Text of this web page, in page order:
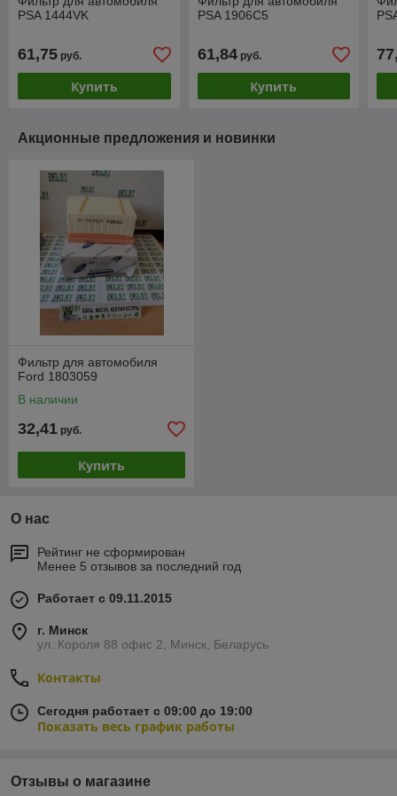
PSA 1444VK
61,75 руб.
Купить
PSA 1906C5
61,84руб.
Купить
Акционные предложения и новинки
Фильтр для автомобиля
Ford 1803059
В наличии
32,41 руб.
Купить
О нас
Рейтинг не сформирован
Менее 5 отзывов за последний год
Работает с 09.11.2015
г. Минск
ул. Короля 88 офис 2, Минск, Беларусь
Контакты
Сегодня работает с 09:00 до 19:00
Показать весь график работы
Отзывы о магазине